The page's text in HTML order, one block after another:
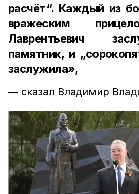
расчёт“. Каждый из
вражеским
Лаврентьевич
памятник, и
заслужила»,
— сказал Владимир